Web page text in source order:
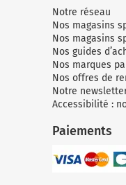
Notre réseau
Nos magasins
Nos magasins
Nos guides
Nos marques
Nos offres de
Notre
Accessibilité :
Paiements